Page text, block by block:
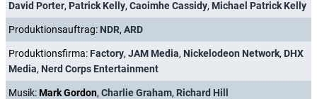
David Porter, Patrick Kelly, Caoimhe Cassidy, Michael Patrick Kelly
Produktionsauftrag: NDR, ARD
Produktionsfirma: Factory, JAM Media, Nickelodeon Network, DHX
Media, Nerd Corps Entertainment
Musik:Mark Gordon, Charlie Graham, Richard Hill